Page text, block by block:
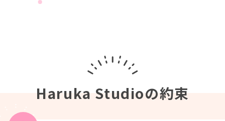
Haruka Studioの約束